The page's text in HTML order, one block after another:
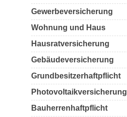
Gewerbeversicherung
Wohnung und Haus
Hausratversicherung
Gebäudeversicherung
Grundbesitzerhaftpflicht
Photovoltaikversicherung
Bauherrenhaftpflicht